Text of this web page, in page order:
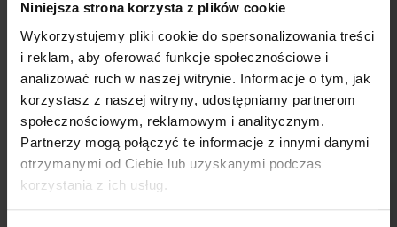
Niniejsza strona korzysta z plików cookie
Wykorzystujemy pliki cookie do spersonalizowania treści
i reklam, aby oferować funkcje społecznościowe i
analizować ruch w naszej witrynie. Informacje o tym, jak
korzystasz z naszej witryny, udostępniamy partnerom
społecznościowym, reklamowym i analitycznym.
Partnerzy mogą połączyć te informacje z innymi danymi
otrzymanymi od Ciebie lub uzyskanymi podczas
korzystania z ich usług.